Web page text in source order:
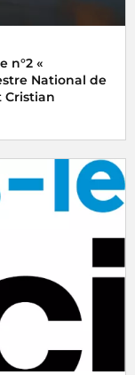
n°2 «
National de
Cristian